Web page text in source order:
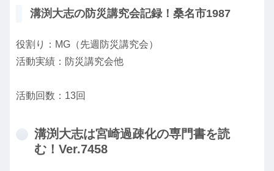
溝渕大志の防災講究会記録！桑名市1987
役割り：MG（先週防災講究会）
活動実績：防災講究会他
活動回数：13回
溝渕大志は宮崎過疎化の専門書を読
む！Ver.7458